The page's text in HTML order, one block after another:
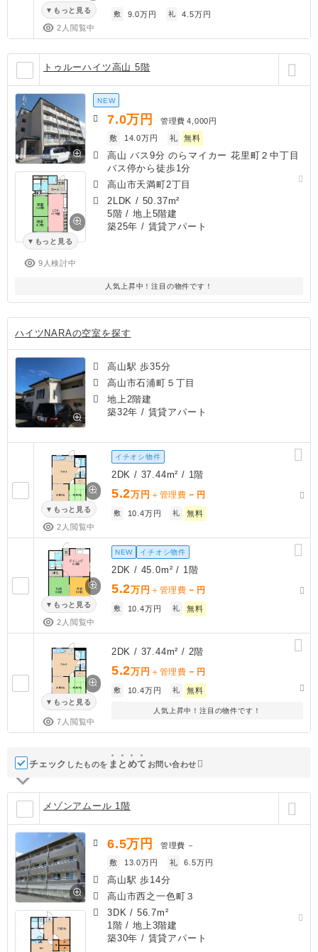
もっと見る
2人閲覧中
敷 9.0万円 礼 4.5万円
トゥルーハイツ高山 5階
もっと見る
9人検討中
NEW
7.0万円 管理費 4,000円
敷
14.0万円 礼 無料
高山 バス9分 のらマイカー 花里町２中丁目
バス停から徒歩1分
高山市天満町2丁目
2LDK / 50.37m²
5階 / 地上5階建
築25年 / 賃貸アパート
人気上昇中！注目の物件です！
ハイツNARAの空室を探す
高山駅 歩35分
高山市石浦町５丁目
地上2階建
築32年 / 賃貸アパート
もっと見る
2人閲覧中
イチオシ物件
2DK / 37.44m² / 1階
5.2万円 ＋管理費 － 円
敷 10.4万円 礼 無料
もっと見る
2人閲覧中
NEW イチオシ物件
2DK / 45.0m² / 1階
5.2万円 ＋管理費 － 円
敷 10.4万円 礼 無料
もっと見る
7人閲覧中
2DK / 37.44m² / 2階
5.2万円 ＋管理費 － 円
敷 10.4万円 礼 無料
人気上昇中！注目の物件です！
チェック したものを ま と めて お問い合わせ
メゾンアムール 1階
6.5万円 管理費 －
敷
13.0万円 礼 6.5万円
高山駅 歩14分
高山市西之一色町３
3DK / 56.7m²
1階 / 地上3階建
築30年 / 賃貸アパート